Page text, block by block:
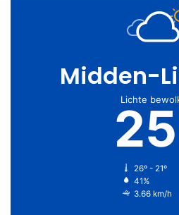
Midden-
Lichte
25
26º - 21º
41%
3.66 km/h